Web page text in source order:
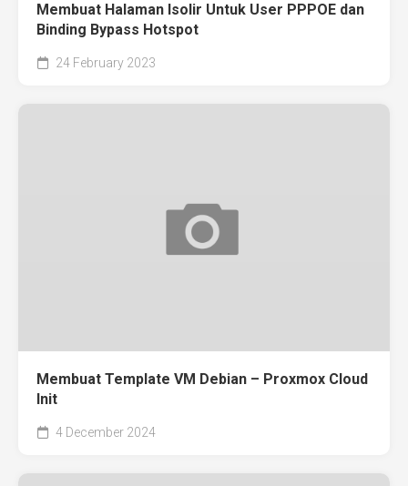
Membuat Halaman Isolir Untuk User PPPOE dan
Binding Bypass Hotspot
24 February 2023
Membuat Template VM Debian – Proxmox Cloud
Init
4 December 2024